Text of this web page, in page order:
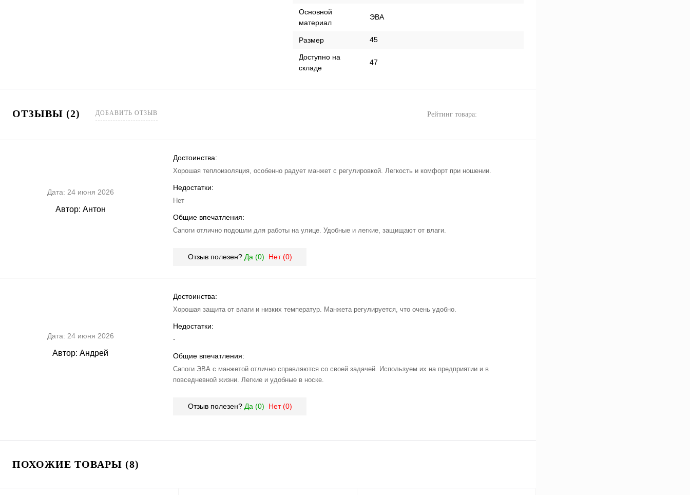
Оcновной
материал
ЭВА
Размер 45
Доступно на
складе
47
ОТЗЫВЫ (2) ДОБАВИТЬ ОТЗЫВ Рейтинг товара:
Дата: 24 июня 2026
Автор: Антон
Достоинства:
Хорошая теплоизоляция, особенно радует манжет с регулировкой. Легкость и комфорт при ношении.
Недостатки:
Нет
Общие впечатления:
Сапоги отлично подошли для работы на улице. Удобные и легкие, защищают от влаги.
Отзыв полезен? Да (0) Нет (0)
Дата: 24 июня 2026
Автор: Андрей
Достоинства:
Хорошая защита от влаги и низких температур. Манжета регулируется, что очень удобно.
Недостатки:
-
Общие впечатления:
Сапоги ЭВА с манжетой отлично справляются со своей задачей. Используем их на предприятии и в
повседневной жизни. Легкие и удобные в носке.
Отзыв полезен? Да (0) Нет (0)
ПОХОЖИЕ ТОВАРЫ (8)